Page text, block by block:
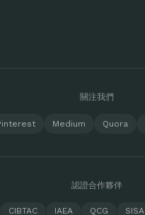
關注我們
Medium Quora
認證合作夥伴
CIBTAC IAEA QCG SISA